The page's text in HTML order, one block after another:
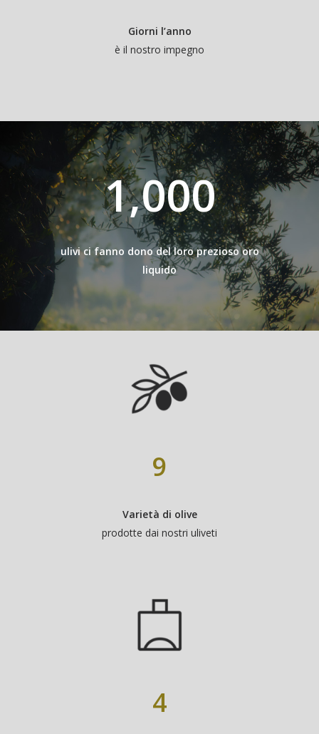
Giorni l’anno
è il nostro impegno
1,000
ulivi ci fanno dono del loro prezioso oro
liquido
9
Varietà di olive
prodotte dai nostri uliveti
4